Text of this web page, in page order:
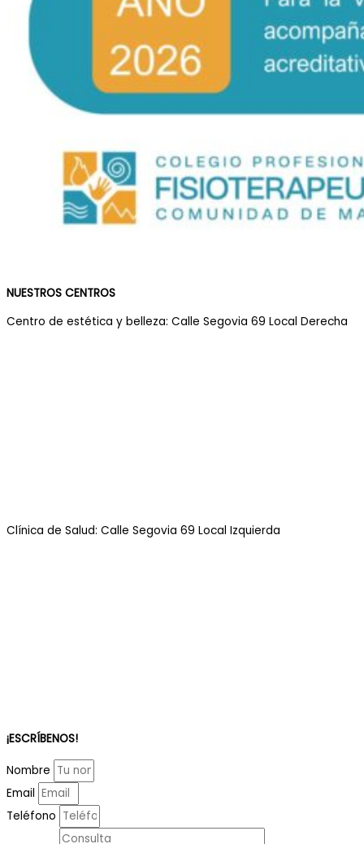
NUESTROS CENTROS
Centro de estética y belleza: Calle Segovia 69 Local Derecha
Clínica de Salud: Calle Segovia 69 Local Izquierda
¡ESCRÍBENOS!
Nombre
Email
Teléfono